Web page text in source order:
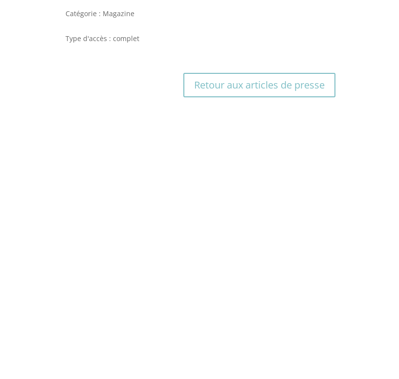
Catégorie : Magazine
Type d'accès : complet
Retour aux articles de presse